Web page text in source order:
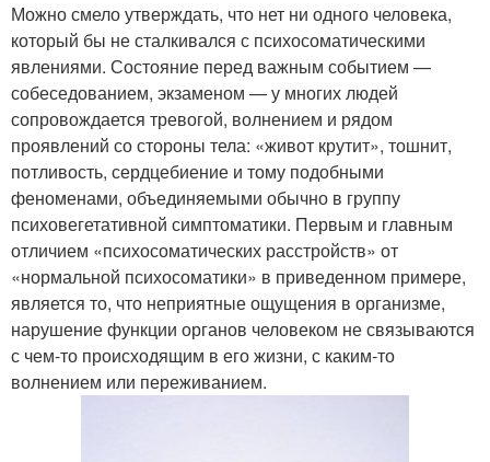
Можно смело утверждать, что нет ни одного человека,
который бы не сталкивался с психосоматическими
явлениями. Состояние перед важным событием —
собеседованием, экзаменом — у многих людей
сопровождается тревогой, волнением и рядом
проявлений со стороны тела: «живот крутит», тошнит,
потливость, сердцебиение и тому подобными
феноменами, объединяемыми обычно в группу
психовегетативной симптоматики. Первым и главным
отличием «психосоматических расстройств» от
«нормальной психосоматики» в приведенном примере,
является то, что неприятные ощущения в организме,
нарушение функции органов человеком не связываются
с чем-то происходящим в его жизни, с каким-то
волнением или переживанием.